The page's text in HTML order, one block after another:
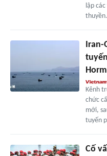
lập
thuyền.
Kênh
chức
mới,
tuyến
Cố